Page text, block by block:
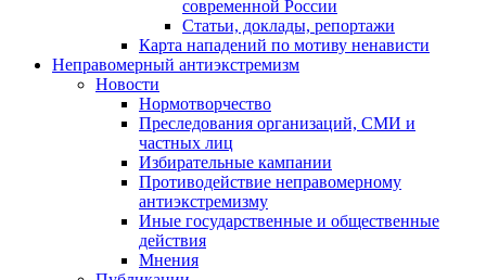
современной России
Статьи, доклады, репортажи
Карта нападений по мотиву ненависти
Неправомерный антиэкстремизм
Новости
Нормотворчество
Преследования организаций, СМИ и
частных лиц
Избирательные кампании
Противодействие неправомерному
антиэкстремизму
Иные государственные и общественные
действия
Мнения